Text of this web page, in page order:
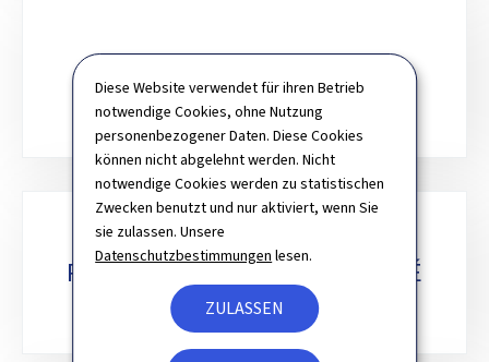
Diese Website verwendet für ihren Betrieb
notwendige Cookies, ohne Nutzung
personenbezogener Daten. Diese Cookies
können nicht abgelehnt werden. Nicht
notwendige Cookies werden zu statistischen
Zwecken benutzt und nur aktiviert, wenn Sie
sie zulassen. Unsere
Datenschutzbestimmungen lesen.
ZULASSEN
FACTURES ÉLECTRONIQUES
POLITIQUE DE CONFIDENTIALITÉ